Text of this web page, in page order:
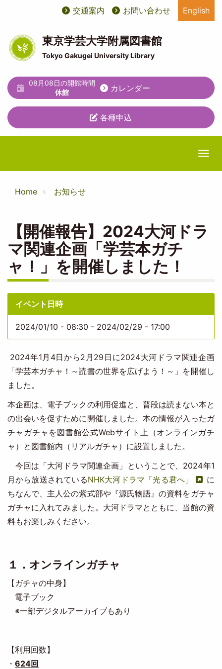
ツ
に
動
User
account
menu
ユ
ー
テ
ィ
リ
テ
ィ
メ
ュ
ー
交通案内 お問い合わせ English
東京学芸大学附属図書館
Tokyo Gakugei University Library
08月08日の開館時間
休館
カレンダー
各種申込
Home お知らせ
【開催報告】2024大河ドラ
マ関連企画「学芸本ガチ
ャ！」を開催しました！
イベント日時
2024/01/10 - 08:30 - 2024/02/29 - 17:00
2024年1月4日から2月29日に2024大河ドラマ関連企画
「学芸本ガチャ！～読書の世界を広げよう！～」を開催し
ました。
本企画は、電子ブックの利用促進と、普段は読まない本と
の出会いを促すために開催しました。本の情報が入ったガ
チャガチャを図書館公式Webサイト上（オンラインガチ
ャ）と図書館内（リアルガチャ）に設置しました。
今回は「大河ドラマ関連企画」ということで、2024年1
月から放送されているNHK大河ドラマ「光る君へ」
に
ちなんで、主人公の紫式部や『源氏物語』の資料をガチャ
ガチャに入れてみました。大河ドラマとともに、当館の資
料もお楽しみください。
１．オンラインガチャ
【ガチャの中身】
電子ブック
※一部デジタルアーカイブもあり
【利用回数】
・624回